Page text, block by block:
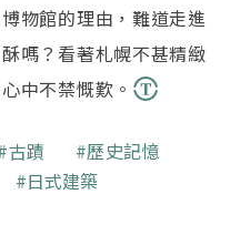
物館的理由，難道走進
嗎？看著札幌不甚精緻
中不禁慨歎。
古蹟
歷史記憶
日式建築